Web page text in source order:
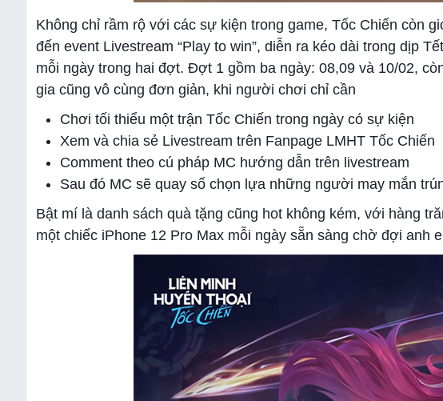
Không chỉ rầm rộ với các sự kiện trong game, Tốc Chiến còn
đến event Livestream “Play to win”, diễn ra kéo dài trong dịp
mỗi ngày trong hai đợt. Đợt 1 gồm ba ngày: 08,09 và 10/02,
gia cũng vô cùng đơn giản, khi người chơi chỉ cần
Chơi tối thiểu một trận Tốc Chiến trong ngày có sự kiện
Xem và chia sẻ Livestream trên Fanpage LMHT Tốc Chiến
Comment theo cú pháp MC hướng dẫn trên livestream
Sau đó MC sẽ quay số chọn lựa những người may mắn
Bật mí là danh sách quà tặng cũng hot không kém, với hàng
một chiếc iPhone 12 Pro Max mỗi ngày sẵn sàng chờ đợi anh